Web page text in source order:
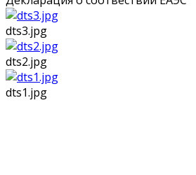
dts3.jpg
dts2.jpg
dts1.jpg